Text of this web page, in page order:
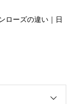
ローズの違い｜日